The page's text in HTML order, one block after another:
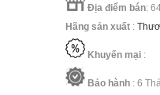
Địa điểm bán:
Hãng sản xuất :
Khuyến mại :
Bảo hành : 6